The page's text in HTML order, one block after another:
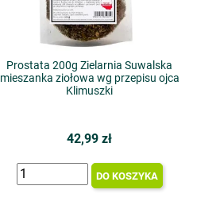
Prostata 200g Zielarnia Suwalska
mieszanka ziołowa wg przepisu ojca
Klimuszki
42,99 zł
DO KOSZYKA